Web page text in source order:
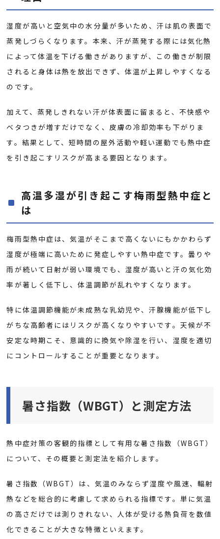
湿度が高いと空気中の水分量が多いため、汗は肌の表面で
蒸発しづらくなります。本来、汗が蒸発する際には気化熱
によって体温を下げる働きがありますが、この働きが制限
されると身体は熱を放出できず、体温が上昇しやすくなる
のです。
加えて、蒸発しきれない汗が体表面に留まると、不快感や
ベタつきが増すだけでなく、皮膚の冷却効率も下がりま
す。結果として、短時間の屋外活動や軽い運動でも熱中症
を引き起こすリスクが高まる要因となります。
高温多湿が引き起こす梅雨型熱中症と
は
梅雨型熱中症は、気温がそこまで高くないにもかかわらず
湿度が極端に高いために発症しやすい熱中症です。曇りや
雨が続いて日射が弱い環境でも、湿度が高いと汗の気化効
率が著しく低下し、体温調節が乱れやすくなります。
特に体温調節機能が未成熟な乳幼児や、汗腺機能が低下し
がちな高齢者にはリスクが高くなりやすいです。天候が不
安定な時期こそ、意識的に換気や除湿を行い、湿度を適切
にコントロールすることが重要となります。
暑さ指数（WBGT）と測定方法
熱中症対策の客観的指標として有用な暑さ指数（WBGT）
について、その概要と測定法を紹介します。
暑さ指数（WBGT）は、気温のみならず湿度や風速、輻射
熱などを総合的に考慮して求められる指標です。単に気温
の高さだけでは測りきれない、人体が受ける熱負荷を数値
化できることが大きな特徴といえます。